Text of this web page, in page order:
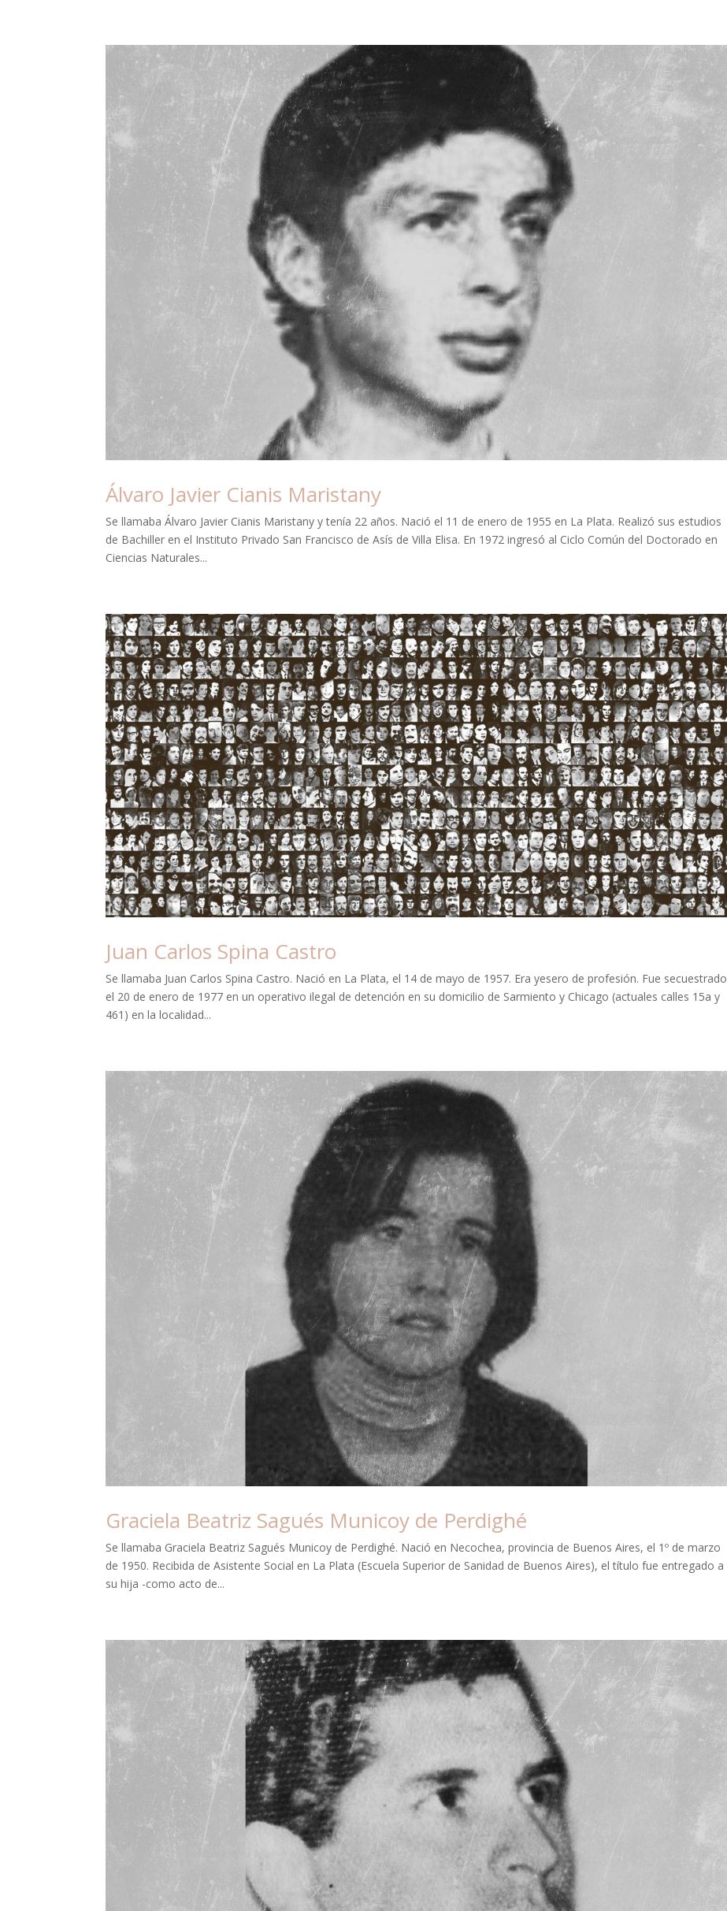
Álvaro Javier Cianis Maristany
Se llamaba Álvaro Javier Cianis Maristany y tenía 22 años. Nació el 11 de enero de 1955 en La Plata. Realizó sus estudios
de Bachiller en el Instituto Privado San Francisco de Asís de Villa Elisa. En 1972 ingresó al Ciclo Común del Doctorado en
Ciencias Naturales...
Juan Carlos Spina Castro
Se llamaba Juan Carlos Spina Castro. Nació en La Plata, el 14 de mayo de 1957. Era yesero de profesión. Fue secuestrado
el 20 de enero de 1977 en un operativo ilegal de detención en su domicilio de Sarmiento y Chicago (actuales calles 15a y
461) en la localidad...
Graciela Beatriz Sagués Municoy de Perdighé
Se llamaba Graciela Beatriz Sagués Municoy de Perdighé. Nació en Necochea, provincia de Buenos Aires, el 1º de marzo
de 1950. Recibida de Asistente Social en La Plata (Escuela Superior de Sanidad de Buenos Aires), el título fue entregado a
su hija -como acto de...